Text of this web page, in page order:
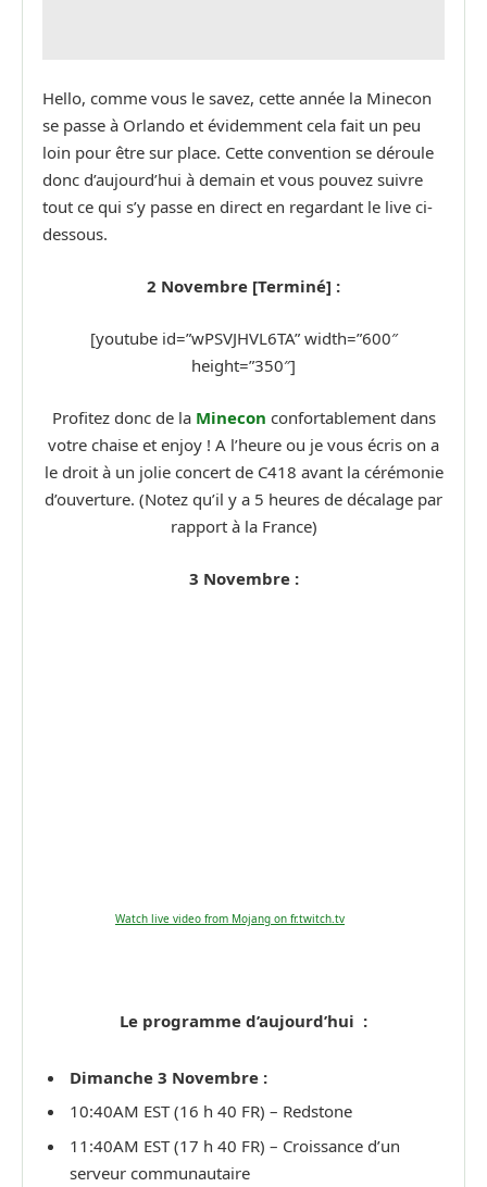
Hello, comme vous le savez, cette année la Minecon
se passe à Orlando et évidemment cela fait un peu
loin pour être sur place. Cette convention se déroule
donc d’aujourd’hui à demain et vous pouvez suivre
tout ce qui s’y passe en direct en regardant le live ci-
dessous.
2 Novembre [Terminé] :
[youtube id=”wPSVJHVL6TA” width=”600″
height=”350″]
Profitez donc de la Minecon confortablement dans
votre chaise et enjoy ! A l’heure ou je vous écris on a
le droit à un jolie concert de C418 avant la cérémonie
d’ouverture. (Notez qu’il y a 5 heures de décalage par
rapport à la France)
3 Novembre :
Watch live video from Mojang on fr.twitch.tv
Le programme d’aujourd’hui :
Dimanche 3 Novembre :
10:40AM EST (16 h 40 FR) – Redstone
11:40AM EST (17 h 40 FR) – Croissance d’un
serveur communautaire